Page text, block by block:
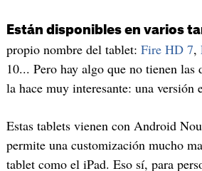
Están disponibles en varios
propio nombre del tablet: Fire HD 7,
10... Pero hay algo que no tienen las
la hace muy interesante: una versión
Estas tablets vienen con Android
permite una customización mucho
tablet como el iPad. Eso sí, para